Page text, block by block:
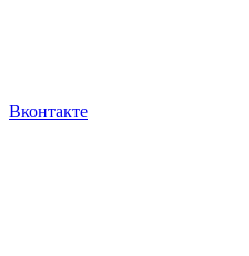
Вконтакте